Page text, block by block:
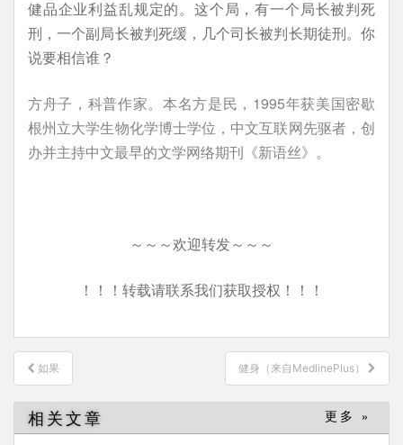
健品企业利益乱规定的。这个局，有一个局长被判死
刑，一个副局长被判死缓，几个司长被判长期徒刑。你
说要相信谁？
方舟子，科普作家。本名方是民，1995年获美国密歇
根州立大学生物化学博士学位，中文互联网先驱者，创
办并主持中文最早的文学网络期刊《新语丝》。
～～～欢迎转发～～～
！！！转载请联系我们获取授权！！！
文
章
导
航
如果 健身（来自MedlinePlus）
相关文章 更多 »